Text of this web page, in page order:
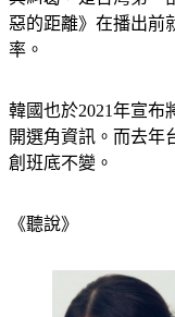
惡的距離》在播出前
率。
韓國也於2021年宣布
開選角資訊。而去年
創班底不變。
《聽說》